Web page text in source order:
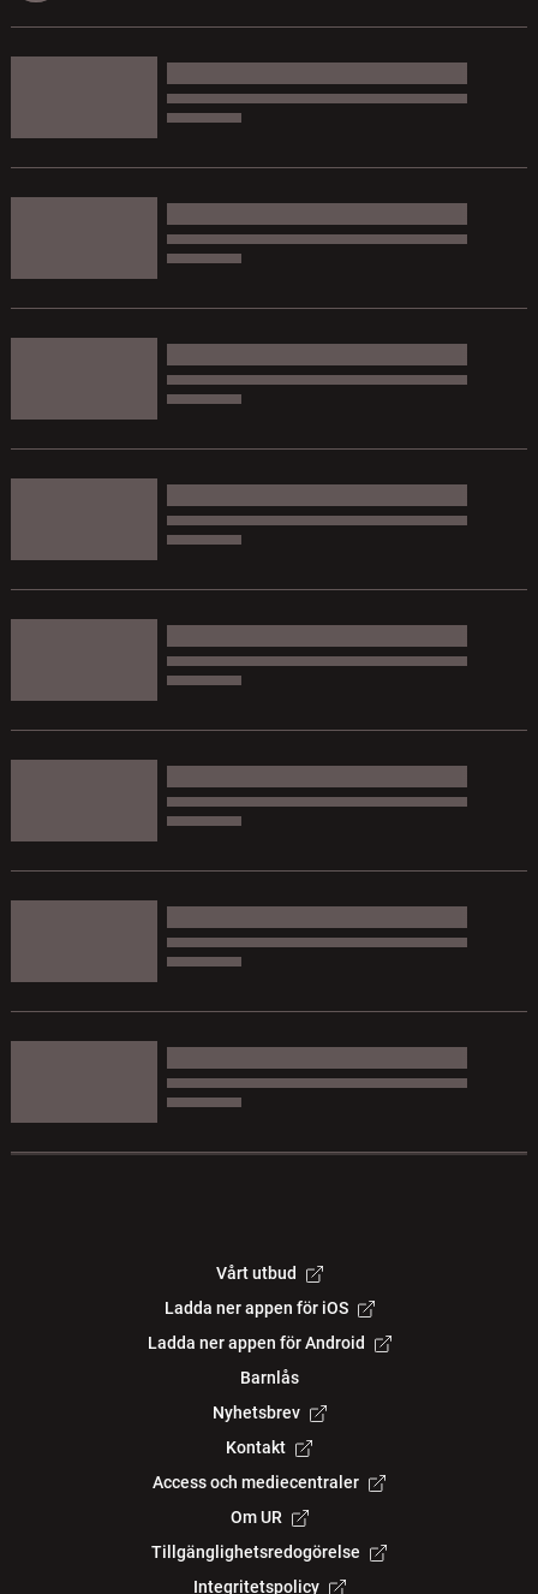
Vårt utbud
Ladda ner appen för iOS
Ladda ner appen för Android
Barnlås
Nyhetsbrev
Kontakt
Access och mediecentraler
Om UR
Tillgänglighetsredogörelse
Integritetspolicy